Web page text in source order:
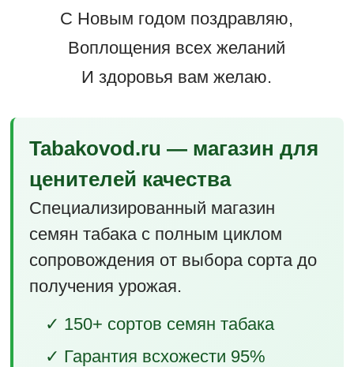
С Новым годом поздравляю,
Воплощения всех желаний
И здоровья вам желаю.
Tabakovod.ru — магазин для
ценителей качества
Специализированный магазин
семян табака с полным циклом
сопровождения от выбора сорта до
получения урожая.
✓ 150+ сортов семян табака
✓ Гарантия всхожести 95%